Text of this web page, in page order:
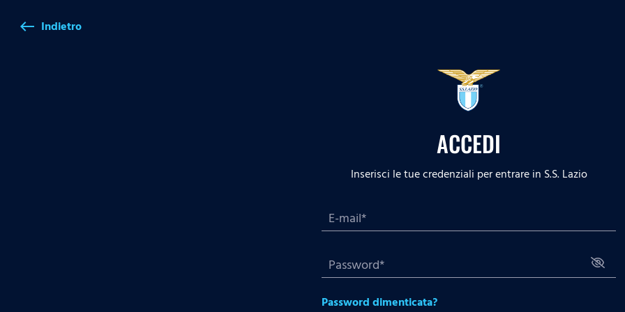
west Indietro
ACCEDI
Inserisci le tue credenziali per entrare in S.S. Lazio
Password dimenticata?